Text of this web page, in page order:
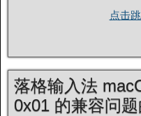
点击
落格输入法
0x01 的兼容问